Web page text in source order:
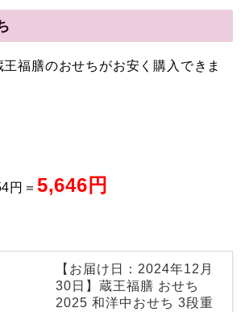
福膳のおせちがお安く購入できま
円＝ 5,646円
【お届け日：2024年12月
30日】蔵王福膳 おせち
2025 和洋中おせち 3段重